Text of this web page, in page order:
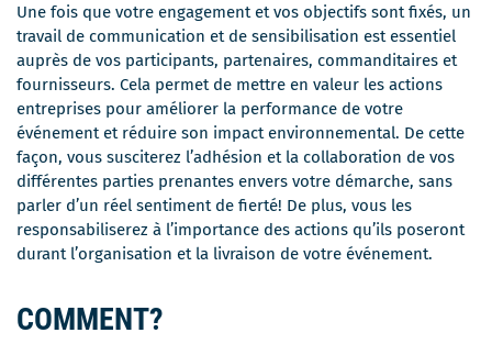
Une fois que votre engagement et vos objectifs sont fixés, un
travail de communication et de sensibilisation est essentiel
auprès de vos participants, partenaires, commanditaires et
fournisseurs. Cela permet de mettre en valeur les actions
entreprises pour améliorer la performance de votre
événement et réduire son impact environnemental. De cette
façon, vous susciterez l’adhésion et la collaboration de vos
différentes parties prenantes envers votre démarche, sans
parler d’un réel sentiment de fierté! De plus, vous les
responsabiliserez à l’importance des actions qu’ils poseront
durant l’organisation et la livraison de votre événement.
COMMENT?